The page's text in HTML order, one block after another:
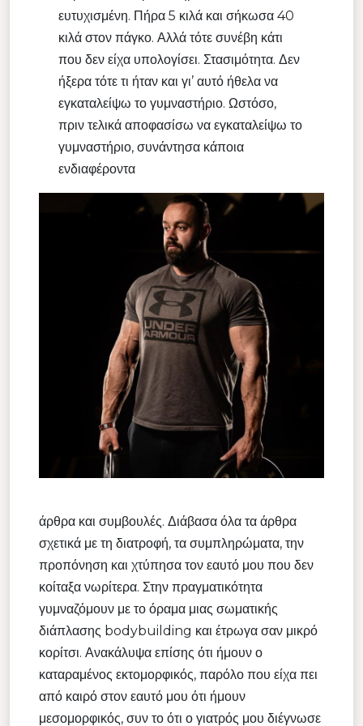
ευτυχισμένη. Πήρα 5 κιλά και σήκωσα 40
κιλά στον πάγκο. Αλλά τότε συνέβη κάτι
που δεν είχα υπολογίσει. Στασιμότητα. Δεν
ήξερα τότε τι ήταν και γι’ αυτό ήθελα να
εγκαταλείψω το γυμναστήριο. Ωστόσο,
πριν τελικά αποφασίσω να εγκαταλείψω το
γυμναστήριο, συνάντησα κάποια
ενδιαφέροντα
άρθρα και συμβουλές. Διάβασα όλα τα άρθρα
σχετικά με τη διατροφή, τα συμπληρώματα, την
προπόνηση και χτύπησα τον εαυτό μου που δεν
κοίταξα νωρίτερα. Στην πραγματικότητα
γυμναζόμουν με το όραμα μιας σωματικής
διάπλασης bodybuilding και έτρωγα σαν μικρό
κορίτσι. Ανακάλυψα επίσης ότι ήμουν ο
καταραμένος εκτομορφικός, παρόλο που είχα πει
από καιρό στον εαυτό μου ότι ήμουν
μεσομορφικός, συν το ότι ο γιατρός μου διέγνωσε